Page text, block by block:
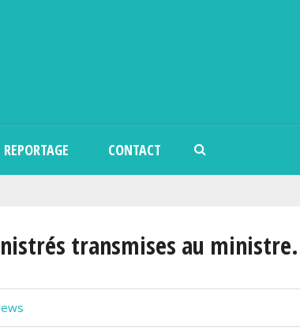
REPORTAGE CONTACT
transmises au